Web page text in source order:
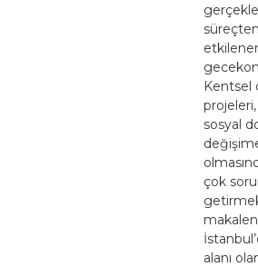
Kentsel
sosyal
çok
alanı